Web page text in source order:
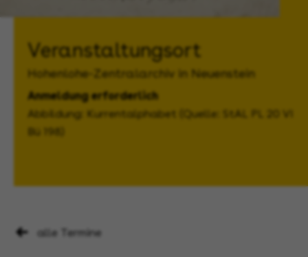
alle Termine
Veranstaltungsort
Hohenlohe-Zentralarchiv in Neuenstein
Anmeldung erforderlich
Abbildung: Kurrentalphabet (Quelle: StAL PL 20 VI
Bü 198)